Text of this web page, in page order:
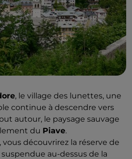
, le village des lunettes, une
continue à descendre vers
autour, le paysage sauvage
du Piave.
vous découvrirez la réserve de
au-dessus de la